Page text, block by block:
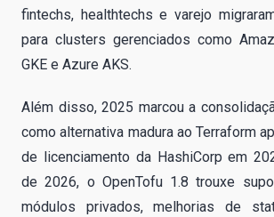
fintechs, healthtechs e varejo
para clusters gerenciados como
GKE e Azure AKS.
Além disso, 2025 marcou a
como alternativa madura ao Terraform
de licenciamento da HashiCorp em
de 2026, o OpenTofu 1.8 trouxe
módulos privados, melhorias de